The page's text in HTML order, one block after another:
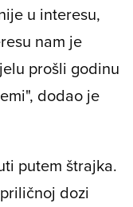
u interesu,
nam je
prošli godinu
dodao je
putem štrajka.
dozi